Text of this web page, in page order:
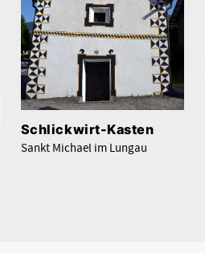
Schlickwirt-Kasten
Sankt Michael im Lungau